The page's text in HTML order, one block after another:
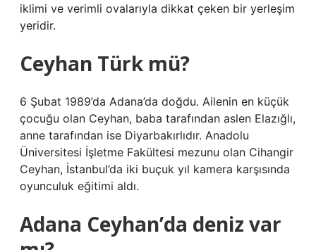
iklimi ve verimli ovalarıyla dikkat çeken bir yerleşim
yeridir.
Ceyhan Türk mü?
6 Şubat 1989’da Adana’da doğdu. Ailenin en küçük
çocuğu olan Ceyhan, baba tarafından aslen Elazığlı,
anne tarafından ise Diyarbakırlıdır. Anadolu
Üniversitesi İşletme Fakültesi mezunu olan Cihangir
Ceyhan, İstanbul’da iki buçuk yıl kamera karşısında
oyunculuk eğitimi aldı.
Adana Ceyhan’da deniz var